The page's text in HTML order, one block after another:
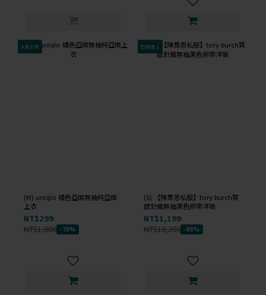
✦新上架
(M) uniqlo 橘色亞麻無袖純亞麻
上衣
NT$299
NT$1,000 -70%
已降價↓
(S) 【陳喬恩私服】tory burch質
感針織無袖黑色綁帶洋裝
NT$1,199
NT$10,200 -88%